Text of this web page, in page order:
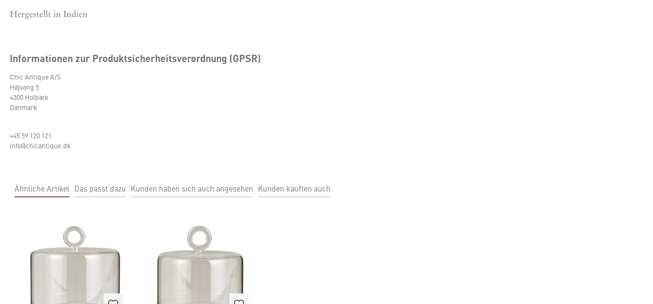
Hergestellt in Indien
Informationen zur Produktsicherheitsverordnung (GPSR)
Chic Antique A/S
Højvang 5
4300 Holbæk
Danmark
+45 59 120 121
info@chicantique.dk
Ähnliche Artikel Das passt dazu Kunden haben sich auch angesehen Kunden kauften auch